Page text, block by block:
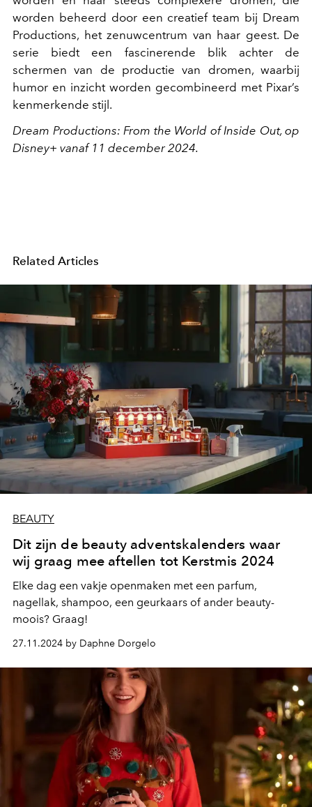
worden beheerd door een creatief team bij Dream
Productions, het zenuwcentrum van haar geest. De
serie biedt een fascinerende blik achter de
schermen van de productie van dromen, waarbij
humor en inzicht worden gecombineerd met Pixar’s
kenmerkende stijl.
Dream Productions: From the World of Inside Out, op
Disney+ vanaf 11 december 2024.
Related Articles
BEAUTY
Dit zijn de beauty adventskalenders waar
wij graag mee aftellen tot Kerstmis 2024
Elke dag een vakje openmaken met een parfum,
nagellak, shampoo, een geurkaars of ander beauty-
moois? Graag!
27.11.2024 by Daphne Dorgelo